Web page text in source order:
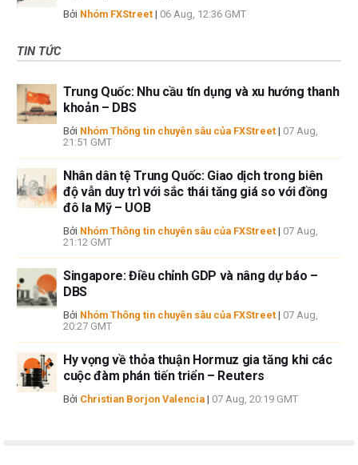
Bởi Nhóm FXStreet | 06 Aug, 12:36 GMT
TIN TỨC
Trung Quốc: Nhu cầu tín dụng và xu hướng thanh
khoản – DBS
Bởi Nhóm Thông tin chuyên sâu của FXStreet | 07 Aug,
21:51 GMT
Nhân dân tệ Trung Quốc: Giao dịch trong biên
độ vẫn duy trì với sắc thái tăng giá so với đồng
đô la Mỹ – UOB
Bởi Nhóm Thông tin chuyên sâu của FXStreet | 07 Aug,
21:12 GMT
Singapore: Điều chỉnh GDP và nâng dự báo –
DBS
Bởi Nhóm Thông tin chuyên sâu của FXStreet | 07 Aug,
20:27 GMT
Hy vọng về thỏa thuận Hormuz gia tăng khi các
cuộc đàm phán tiến triển – Reuters
Bởi Christian Borjon Valencia | 07 Aug, 20:19 GMT